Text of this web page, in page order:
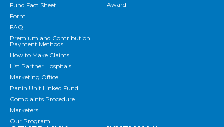
Fund Fact Sheet
Form
FAQ
Premium and Contribution
Payment Methods
How to Make Claims
List Partner Hospitals
Marketing Office
Panin Unit Linked Fund
Complaints Procedure
Marketers
Our Program
Award